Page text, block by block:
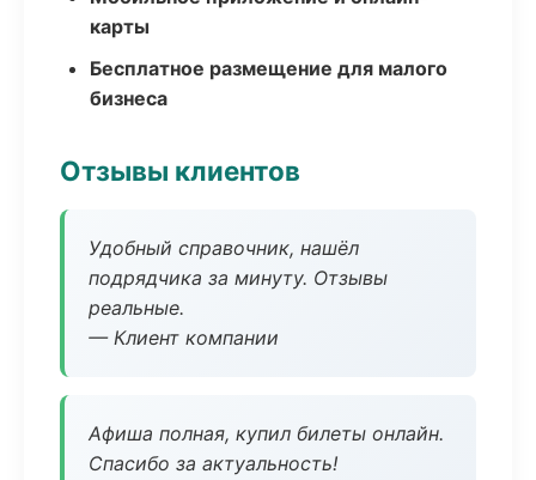
карты
Бесплатное размещение для малого
бизнеса
Отзывы клиентов
Удобный справочник, нашёл
подрядчика за минуту. Отзывы
реальные.
— Клиент компании
Афиша полная, купил билеты онлайн.
Спасибо за актуальность!